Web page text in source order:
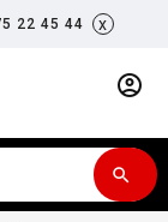
22 45 44 x
account_circle
search